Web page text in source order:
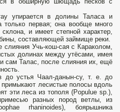
упирается в долины Таласа и
только первая; она вообще много
и имеет степной характер,
составляющей займище реки.
слияния Учь-кош-сая с Караколом,
долинах между утёсами, имея
сам Талас, после слияния их, ещё
до устья Чаал-данын-су, т. е. до
лесистые полосы вдоль
эти леса из тополя (Populue sp.),
разных пород ветлы, из
rhaninoides), боярышника